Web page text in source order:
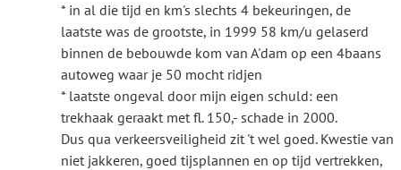
* in al die tijd en km's slechts 4 bekeuringen, de
laatste was de grootste, in 1999 58 km/u gelaserd
binnen de bebouwde kom van A'dam op een 4baans
autoweg waar je 50 mocht ridjen
* laatste ongeval door mijn eigen schuld: een
trekhaak geraakt met fl. 150,- schade in 2000.
Dus qua verkeersveiligheid zit 't wel goed. Kwestie van
niet jakkeren, goed tijsplannen en op tijd vertrekken,